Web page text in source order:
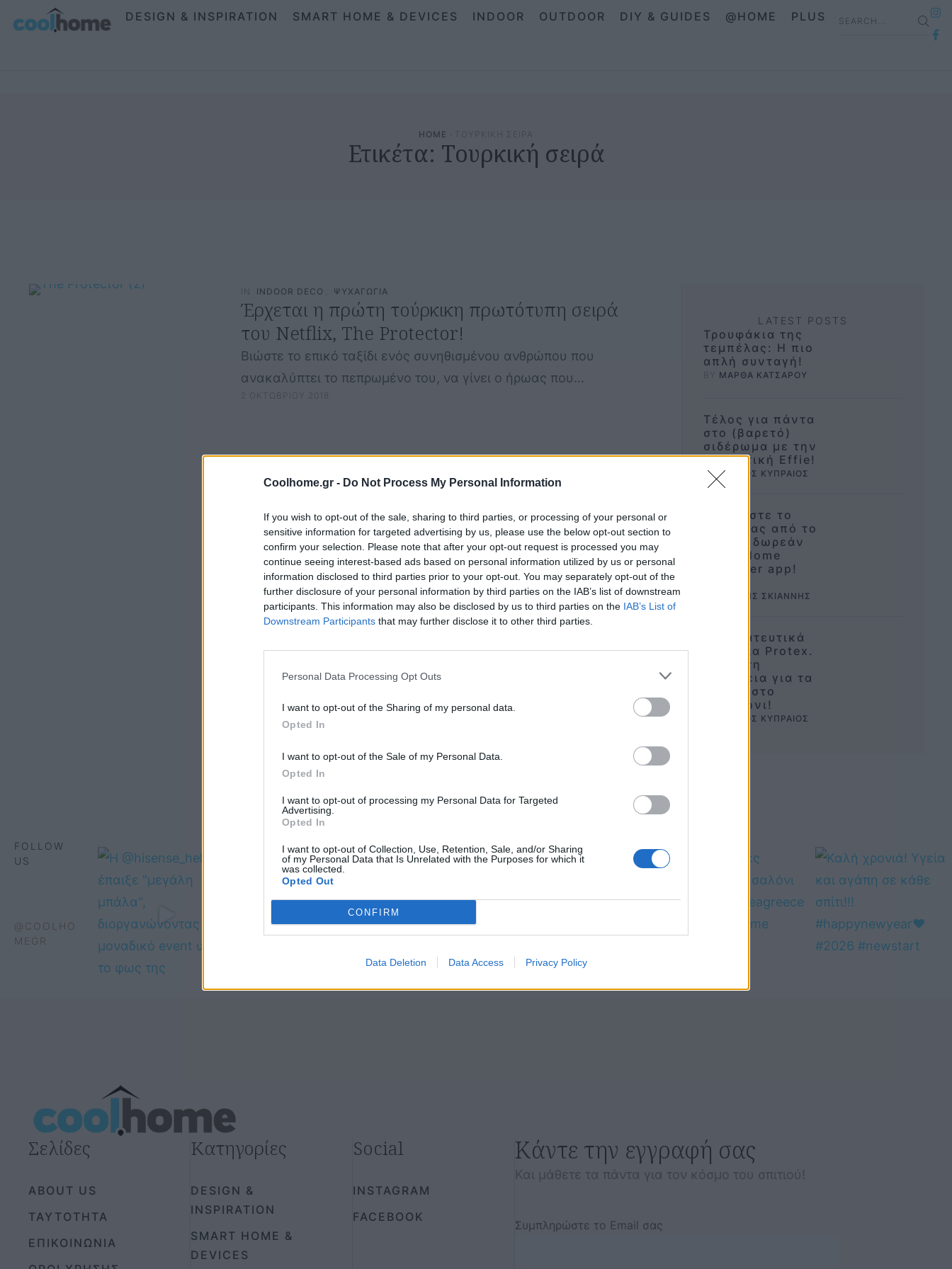
Coolhome.gr - Do Not Process My Personal Information
If you wish to opt-out of the sale, sharing to third parties, or processing of your personal or
sensitive information for targeted advertising by us, please use the below opt-out section to
confirm your selection. Please note that after your opt-out request is processed you may
continue seeing interest-based ads based on personal information utilized by us or personal
information disclosed to third parties prior to your opt-out. You may separately opt-out of the
further disclosure of your personal information by third parties on the IAB’s list of downstream
participants. This information may also be disclosed by us to third parties on the IAB’s List of
Downstream Participants that may further disclose it to other third parties.
Personal Data Processing Opt Outs
I want to opt-out of the Sharing of my personal data.
Opted In
I want to opt-out of the Sale of my Personal Data.
Opted In
I want to opt-out of processing my Personal Data for Targeted
Advertising.
Opted In
I want to opt-out of Collection, Use, Retention, Sale, and/or Sharing
of my Personal Data that Is Unrelated with the Purposes for which it
was collected.
Opted Out
CONFIRM
Data Deletion Data Access Privacy Policy
DESIGN & INSPIRATION SMART HOME & DEVICES INDOOR OUTDOOR DIY & GUIDES @HOME PLUS
HOME · ΤΟΥΡΚΙΚΗ ΣΕΙΡΑ
Ετικέτα: Τουρκική σειρά
IN INDOOR DECO ΨΥΧΑΓΩΓΙΑ
Έρχεται η πρώτη τούρκικη πρωτότυπη σειρά
του Netflix, The Protector!
Βιώστε το επικό ταξίδι ενός συνηθισμένου ανθρώπου που
ανακαλύπτει το πεπρωμένο του, να γίνει ο ήρωας που
προοριζόταν …
2 ΟΚΤΩΒΡΙΟΥ 2018
LATEST POSTS
Τρουφάκια της
τεμπέλας: Η πιο
απλή συνταγή!
ΜΑΡΘΑ ΚΑΤΣΑΡΟΥ
Τέλος για πάντα
στο (βαρετό)
σιδέρωμα με την
ρομποτική Effie!
BY ΠΕΤΡΟΣ ΚΥΠΡΑΙΟΣ
Σχεδιάστε το
σπίτι σας από το
μηδέν, δωρεάν
με το Home
Designer app!
ΔΗΜΗΤΡΗΣ ΣΚΙΑΝΝΗΣ
Προστατευτικά
κάγκελα Protex.
Απόλυτη
ασφάλεια για τα
παιδιά στο
μπαλκόνι!
ΠΕΤΡΟΣ ΚΥΠΡΑΙΟΣ
FOLLOW
US
@COOLHO
MEGR
Σελίδες
ABOUT US
ΤΑΥΤΟΤΗΤΑ
ΕΠΙΚΟΙΝΩΝΙΑ
Κατηγορίες
DESIGN &
INSPIRATION
SMART HOME &
DEVICES
Social
INSTAGRAM
FACEBOOK
Κάντε την εγγραφή σας
Και μάθετε τα πάντα για τον κόσμο του σπιτιού!
Συμπληρώστε το Email σας